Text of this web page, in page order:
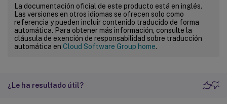
La documentación oficial de este producto está en inglés.
Las versiones en otros idiomas se ofrecen solo como
referencia y pueden incluir contenido traducido de forma
automática. Para obtener más información, consulte la
cláusula de exención de responsabilidad sobre traducción
automática en Cloud Software Group home.
¿Le ha resultado útil?